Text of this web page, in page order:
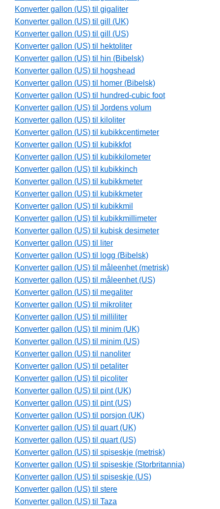
Konverter gallon (US) til gigaliter
Konverter gallon (US) til gill (UK)
Konverter gallon (US) til gill (US)
Konverter gallon (US) til hektoliter
Konverter gallon (US) til hin (Bibelsk)
Konverter gallon (US) til hogshead
Konverter gallon (US) til homer (Bibelsk)
Konverter gallon (US) til hundred-cubic foot
Konverter gallon (US) til Jordens volum
Konverter gallon (US) til kiloliter
Konverter gallon (US) til kubikkcentimeter
Konverter gallon (US) til kubikkfot
Konverter gallon (US) til kubikkilometer
Konverter gallon (US) til kubikkinch
Konverter gallon (US) til kubikkmeter
Konverter gallon (US) til kubikkmeter
Konverter gallon (US) til kubikkmil
Konverter gallon (US) til kubikkmillimeter
Konverter gallon (US) til kubisk desimeter
Konverter gallon (US) til liter
Konverter gallon (US) til logg (Bibelsk)
Konverter gallon (US) til måleenhet (metrisk)
Konverter gallon (US) til måleenhet (US)
Konverter gallon (US) til megaliter
Konverter gallon (US) til mikroliter
Konverter gallon (US) til milliliter
Konverter gallon (US) til minim (UK)
Konverter gallon (US) til minim (US)
Konverter gallon (US) til nanoliter
Konverter gallon (US) til petaliter
Konverter gallon (US) til picoliter
Konverter gallon (US) til pint (UK)
Konverter gallon (US) til pint (US)
Konverter gallon (US) til porsjon (UK)
Konverter gallon (US) til quart (UK)
Konverter gallon (US) til quart (US)
Konverter gallon (US) til spiseskje (metrisk)
Konverter gallon (US) til spiseskje (Storbritannia)
Konverter gallon (US) til spiseskje (US)
Konverter gallon (US) til stere
Konverter gallon (US) til Taza